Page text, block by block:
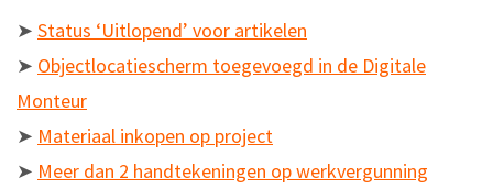
➤ Status ‘Uitlopend’ voor artikelen
➤ Objectlocatiescherm toegevoegd in de Digitale
Monteur
➤ Materiaal inkopen op project
➤ Meer dan 2 handtekeningen op werkvergunning